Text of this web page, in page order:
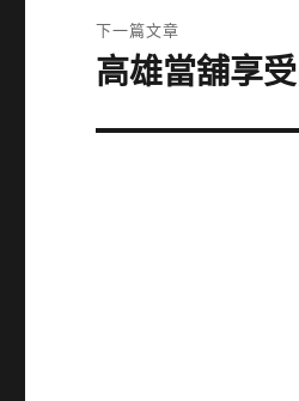
文
章:
下一篇文章
下
篇
高雄當舖享